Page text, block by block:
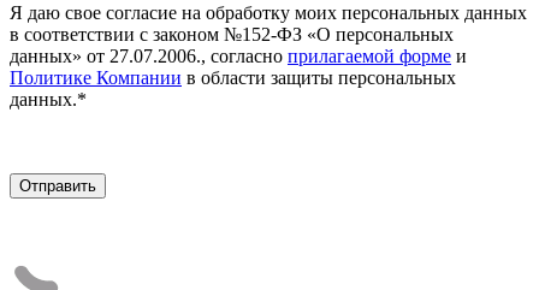
Я даю свое согласие на обработку моих персональных данных
в соответствии с законом №152-ФЗ «О персональных
данных» от 27.07.2006., согласно прилагаемой форме и
Политике Компании в области защиты персональных
данных.*